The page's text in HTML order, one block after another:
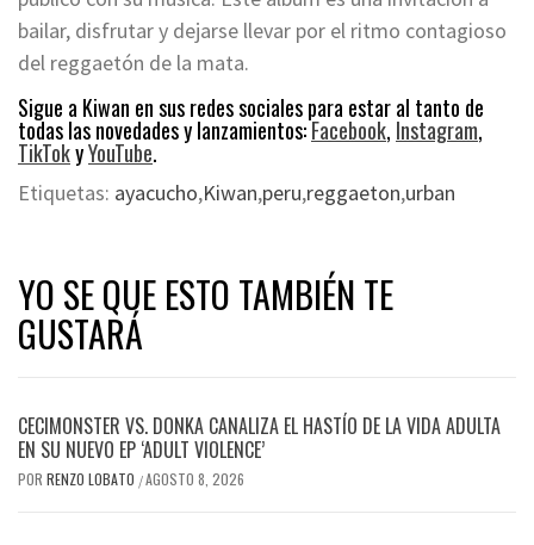
bailar, disfrutar y dejarse llevar por el ritmo contagioso
del reggaetón de la mata.
Sigue a Kiwan en sus redes sociales para estar al tanto de
todas las novedades y lanzamientos:Facebook, Instagram,
TikTokyYouTube.
Etiquetas: ayacucho,Kiwan,peru,reggaeton,urban
YO SE QUE ESTO TAMBIÉN TE
GUSTARÁ
CECIMONSTER VS. DONKA CANALIZA EL HASTÍO DE LA VIDA ADULTA
EN SU NUEVO EP ‘ADULT VIOLENCE’
POR RENZO LOBATO /AGOSTO 8, 2026